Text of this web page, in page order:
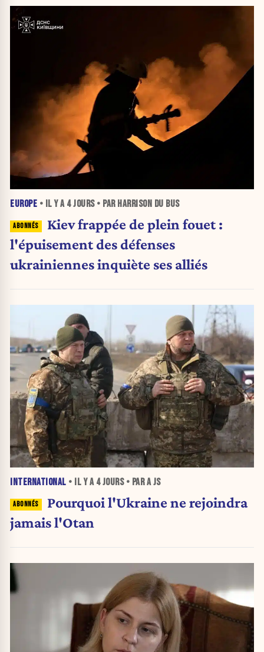
EUROPE • IL Y A 4 JOURS• PAR HARRISON DU BUS
Kiev frappée de plein fouet :
l'épuisement des défenses
ukrainiennes inquiète ses alliés
INTERNATIONAL • IL Y A 4 JOURS• PAR A JS
Pourquoi l'Ukraine ne rejoindra
jamais l'Otan